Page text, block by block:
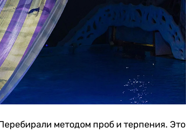
методом проб и терпения. Это